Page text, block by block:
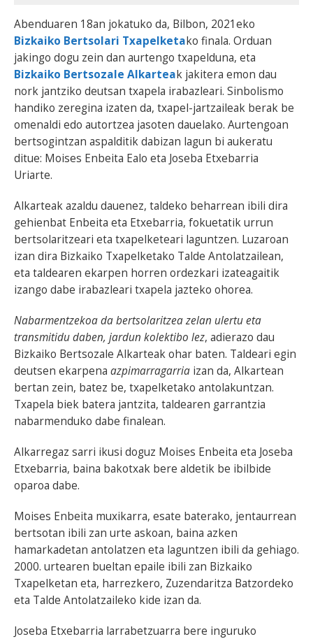
Abenduaren 18an jokatuko da, Bilbon, 2021eko
Bizkaiko Bertsolari Txapelketako finala. Orduan
jakingo dogu zein dan aurtengo txapelduna, eta
Bizkaiko Bertsozale Alkarteak jakitera emon dau
nork jantziko deutsan txapela irabazleari. Sinbolismo
handiko zeregina izaten da, txapel-jartzaileak berak be
omenaldi edo autortzea jasoten dauelako. Aurtengoan
bertsogintzan aspalditik dabizan lagun bi aukeratu
ditue: Moises Enbeita Ealo eta Joseba Etxebarria
Uriarte.
Alkarteak azaldu dauenez, taldeko beharrean ibili dira
gehienbat Enbeita eta Etxebarria, fokuetatik urrun
bertsolaritzeari eta txapelketeari laguntzen. Luzaroan
izan dira Bizkaiko Txapelketako Talde Antolatzailean,
eta taldearen ekarpen horren ordezkari izateagaitik
izango dabe irabazleari txapela jazteko ohorea.
Nabarmentzekoa da bertsolaritzea zelan ulertu eta
transmitidu daben, jardun kolektibo lez, adierazo dau
Bizkaiko Bertsozale Alkarteak ohar baten. Taldeari egin
deutsen ekarpena azpimarragarria izan da, Alkartean
bertan zein, batez be, txapelketako antolakuntzan.
Txapela biek batera jantzita, taldearen garrantzia
nabarmenduko dabe finalean.
Alkarregaz sarri ikusi doguz Moises Enbeita eta Joseba
Etxebarria, baina bakotxak bere aldetik be ibilbide
oparoa dabe.
Moises Enbeita muxikarra, esate baterako, jentaurrean
bertsotan ibili zan urte askoan, baina azken
hamarkadetan antolatzen eta laguntzen ibili da gehiago.
2000. urtearen bueltan epaile ibili zan Bizkaiko
Txapelketan eta, harrezkero, Zuzendaritza Batzordeko
eta Talde Antolatzaileko kide izan da.
Joseba Etxebarria larrabetzuarra bere inguruko